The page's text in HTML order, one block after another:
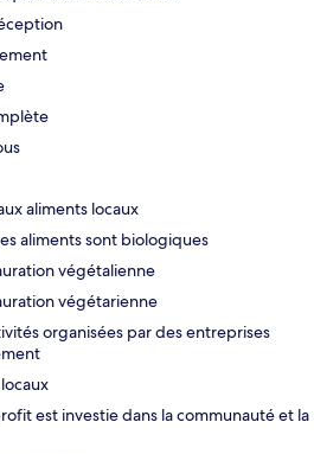
aliments locaux
aliments sont biologiques
végétalienne
végétarienne
organisées par des entreprises
est investie dans la communauté et la